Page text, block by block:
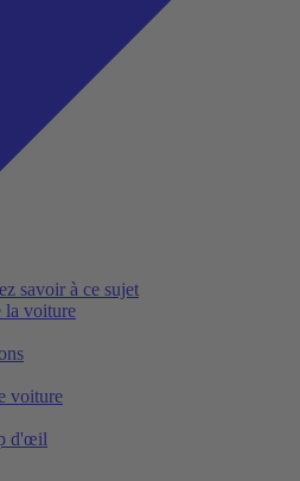
savoir à ce sujet
la voiture
voiture
d'œil